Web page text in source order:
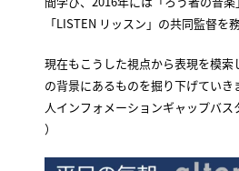
「LISTEN リッスン」の共同監督を
現在もこうした視点から表現を模
の背景にあるものを掘り下げていき
人インフォメーションギャップバ
）